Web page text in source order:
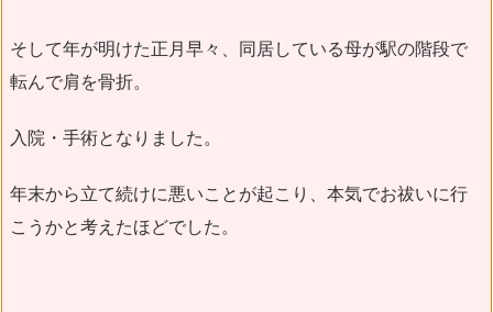
そして年が明けた正月早々、同居している母が駅の階段で
転んで肩を骨折。
入院・手術となりました。
年末から立て続けに悪いことが起こり、本気でお祓いに行
こうかと考えたほどでした。